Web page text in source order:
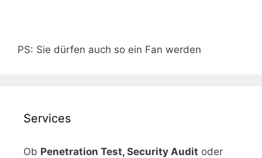
PS: Sie dürfen auch so ein Fan werden
Services
Ob Penetration Test, Security Audit oder